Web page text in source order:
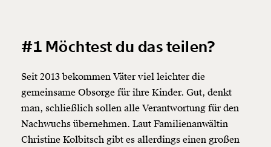
#1 Möchtest du das teilen?
Seit 2013 bekommen Väter viel leichter die
gemeinsame Obsorge für ihre Kinder. Gut, denkt
man, schließlich sollen alle Verantwortung für den
Nachwuchs übernehmen. Laut Familienanwältin
Christine Kolbitsch gibt es allerdings einen großen